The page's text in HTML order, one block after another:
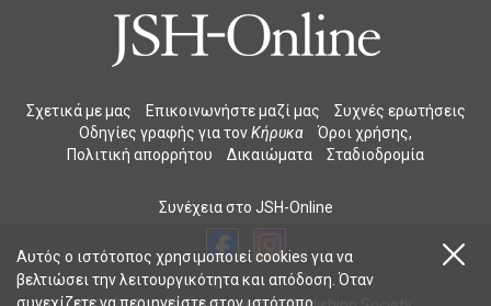
Σχετικά με μας Επικοινωνήστε μαζί μας
Συχνές ερωτήσεις
Οδηγίες γραφής για τονΚήρυκα
Όροι χρήσης,
Πολιτική απορρήτου
Δικαιώματα Σταδιοδρομία
Συνέχεια στο JSH-Online
Αυτός ο ιστότοπος χρησιμοποιεί cookies για να
βελτιώσει την λειτουργικότητα και απόδοση. Όταν